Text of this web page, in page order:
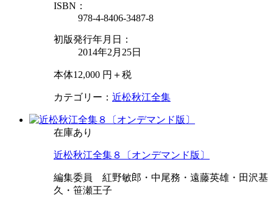
ISBN：
978-4-8406-3487-8
初版発行年月日：
2014年2月25日
本体12,000 円＋税
カテゴリー： 近松秋江全集
在庫あり
近松秋江全集８〔オンデマンド版〕
編集委員 紅野敏郎・中尾務・遠藤英雄・田沢基
久・笹瀬王子